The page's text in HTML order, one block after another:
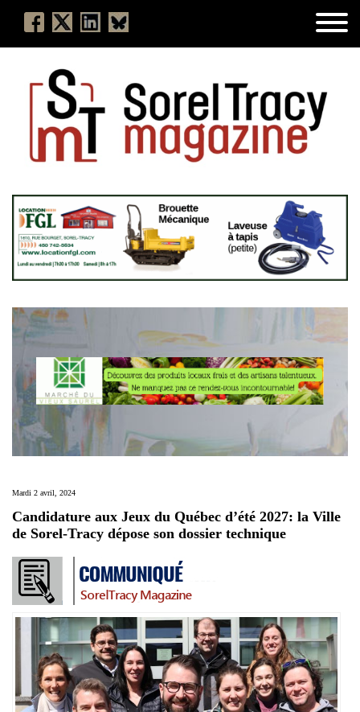
Mardi 2 avril, 2024
Candidature aux Jeux du Québec d’été 2027: la Ville
de Sorel-Tracy dépose son dossier technique